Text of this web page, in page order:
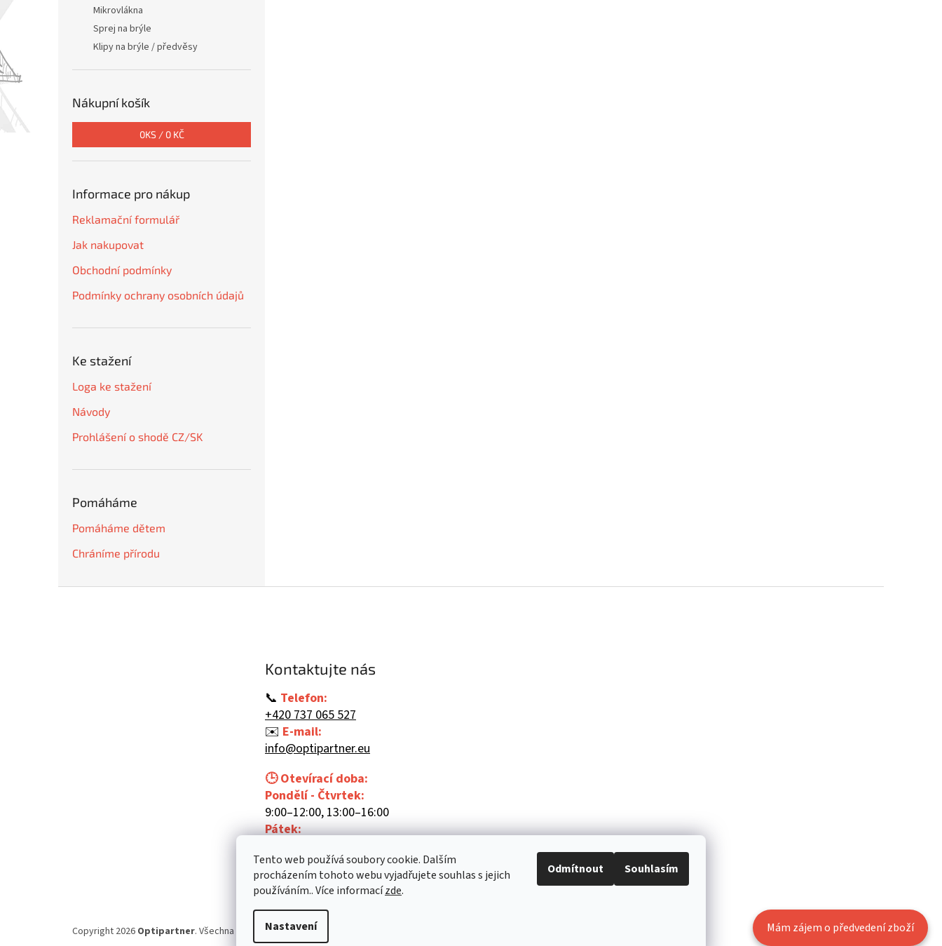
Mám zájem o předvedení zboží
Tento web používá soubory cookie. Dalším
procházením tohoto webu vyjadřujete souhlas s jejich
používáním.. Více informacízde.
Nastavení
Odmítnout Souhlasím
Mikrovlákna
Sprej na brýle
Klipy na brýle / předvěsy
Nákupní košík
0KS / 0 KČ
Informace pro nákup
Reklamační formulář
Jak nakupovat
Obchodní podmínky
Podmínky ochrany osobních údajů
Ke stažení
Loga ke stažení
Návody
Prohlášení o shodě CZ/SK
Pomáháme
Pomáháme dětem
Chráníme přírodu
Kontaktujte nás
📞 Telefon:
+420 737 065 527
✉️ E-mail:
info@optipartner.eu
🕒 Otevírací doba:
Pondělí - Čtvrtek:
9:00–12:00, 13:00–16:00
Pátek:
Vytvořil Shoptet
Copyright 2026 Optipartner. Všechna práva vyhrazena.Upravit nastavení cookies